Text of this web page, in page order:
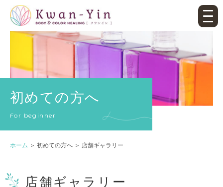
初めての⽅へ
For beginner
ホーム ＞ 初めての⽅へ ＞ 店舗ギャラリー
店舗ギャラリー